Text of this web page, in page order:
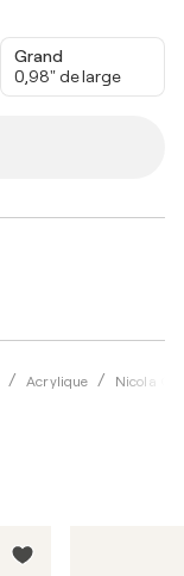
Acrylique Nicola
Grand
0,98" de large